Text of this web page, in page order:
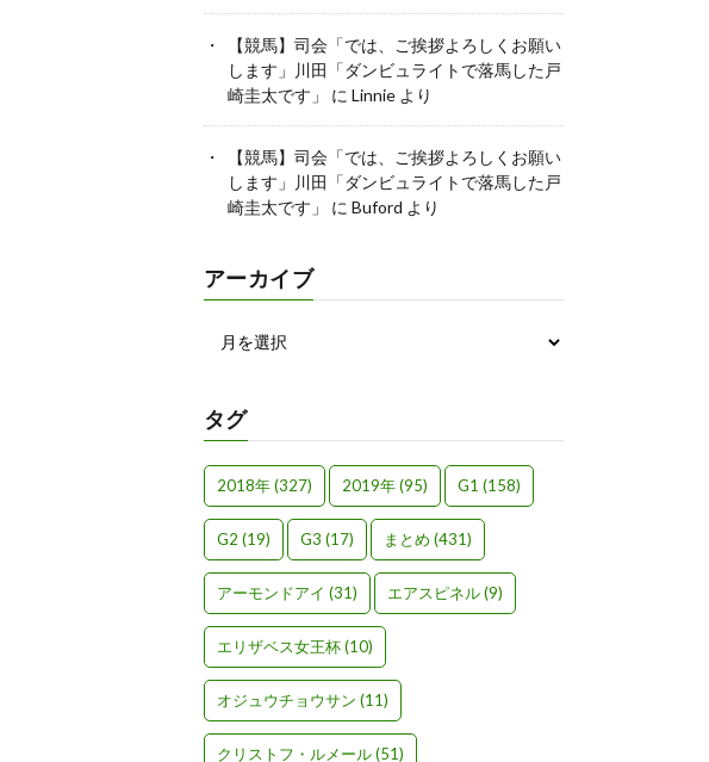
【競馬】司会「では、ご挨拶よろしくお願い
します」川田「ダンビュライトで落馬した戸
崎圭太です」
に Linnieより
【競馬】司会「では、ご挨拶よろしくお願い
します」川田「ダンビュライトで落馬した戸
崎圭太です」
に Buford より
アーカイブ
タグ
2018年(327) 2019年(95) G1 (158)
G2 (19) G3 (17) まとめ (431)
アーモンドアイ (31) エアスピネル(9)
エリザベス女王杯(10)
オジュウチョウサン (11)
クリストフ・ルメール(51)